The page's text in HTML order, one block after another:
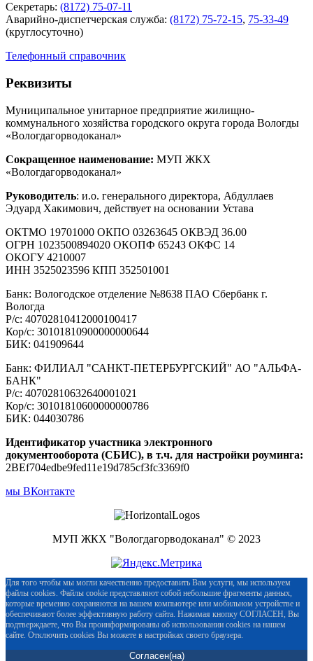
Секретарь: (8172) 75-07-11
Аварийно-диспетчерская служба: (8172) 75-72-15, 75-33-49
(круглосуточно)
Телефонный справочник
Реквизиты
Муниципальное унитарное предприятие жилищно-
коммунального хозяйства городского округа города Вологды
«Вологдагорводоканал»
Сокращенное наименование: МУП ЖКХ
«Вологдагорводоканал»
Руководитель: и.о. генерального директора, Абдуллаев
Эдуард Хакимович, действует на основании Устава
ОКТМО 19701000 ОКПО 03263645 ОКВЭД 36.00
ОГРН 1023500894020 ОКОПФ 65243 ОКФС 14
ОКОГУ 4210007
ИНН 3525023596 КПП 352501001
Банк: Вологодское отделение №8638 ПАО Сбербанк г.
Вологда
Р/с: 40702810412000100417
Кор/с: 30101810900000000644
БИК: 041909644
Банк: ФИЛИАЛ "САНКТ-ПЕТЕРБУРГСКИЙ" АО "АЛЬФА-
БАНК"
Р/с: 40702810632640001021
Кор/с: 30101810600000000786
БИК: 044030786
Идентификатор участника электронного
документооборота (СБИС), в т.ч. для настройки роуминга:
2BEf704edbe9fed11e19d785cf3fc3369f0
мы ВКонтакте
МУП ЖКХ "Вологдагорводоканал" © 2023
Для того чтобы мы могли качественно предоставить Вам услуги, мы используем
файлы cookies. Файлы cookie представляют собой небольшие фрагменты данных,
которые временно сохраняются на вашем компьютере или мобильном устройстве и
обеспечивают более эффективную работу сайта. Нажимая кнопку СОГЛАСЕН, Вы
подтверждаете, что Вы проинформированы об использовании cookies на нашем
сайте. Отключить cookies Вы можете в настройках своего браузера.
Согласен(на)